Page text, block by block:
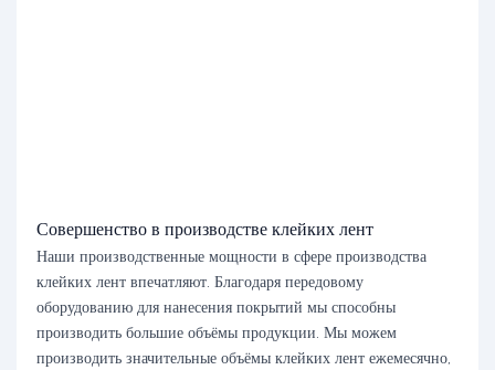
Совершенство в производстве клейких лент
Наши производственные мощности в сфере производства
клейких лент впечатляют. Благодаря передовому
оборудованию для нанесения покрытий мы способны
производить большие объёмы продукции. Мы можем
производить значительные объёмы клейких лент ежемесячно,